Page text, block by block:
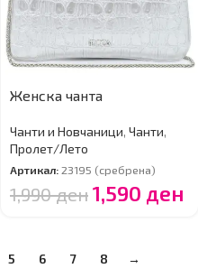
Женска чанта
Чанти и Новчаници, Чанти,
Пролет/Лето
Артикал:23195 (сребрена)
1,990ден 1,590 ден
5 6 7 8 →